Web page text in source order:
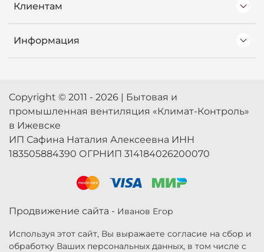
Клиентам
Информация
Copyright © 2011 - 2026 | Бытовая и
промышленная вентиляция «Климат-Контроль»
в Ижевске
ИП Сафина Наталия Алексеевна ИНН
183505884390 ОГРНИП 314184026200070
Продвижение сайта - Иванов Егор
Используя этот сайт, Вы выражаете согласие на сбор и
обработку Ваших персональных данных, в том числе с